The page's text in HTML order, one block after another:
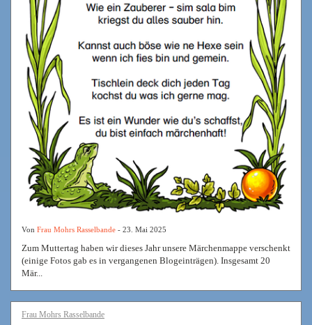
Von Frau Mohrs Rasselbande - 23. Mai 2025
Zum Muttertag haben wir dieses Jahr unsere Märchenmappe verschenkt
(einige Fotos gab es in vergangenen Blogeinträgen). Insgesamt 20
Mär...
Frau Mohrs Rasselbande